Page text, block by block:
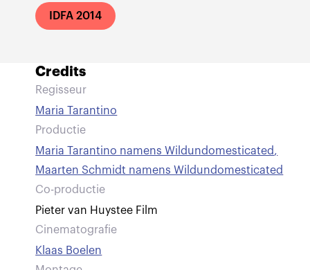
IDFA 2014
Credits
Regisseur
Maria Tarantino
Productie
Maria Tarantino namens Wildundomesticated,
Maarten Schmidt namens Wildundomesticated
Co-productie
Pieter van Huystee Film
Cinematografie
Klaas Boelen